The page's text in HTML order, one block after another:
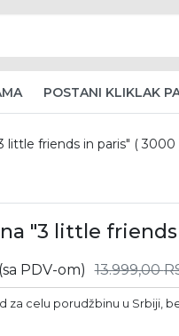
POSTANI KLIKLAK
little friends in paris" ( 3000
"3 little friends
(sa PDV-om) 13.999,00
za celu porudžbinu u Srbiji,